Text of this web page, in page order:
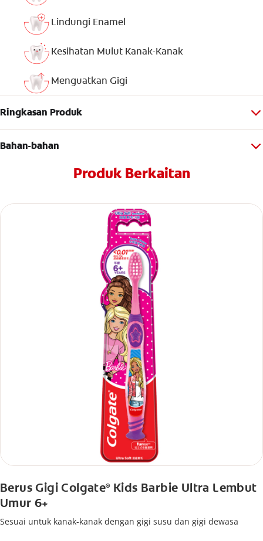
Lindungi Enamel
Kesihatan Mulut Kanak-Kanak
Menguatkan Gigi
Ringkasan Produk
Bahan-bahan
Produk Berkaitan
Berus Gigi Colgate®Kids Barbie Ultra Lembut
Umur 6+
Sesuai untuk kanak-kanak dengan gigi susu dan gigi dewasa